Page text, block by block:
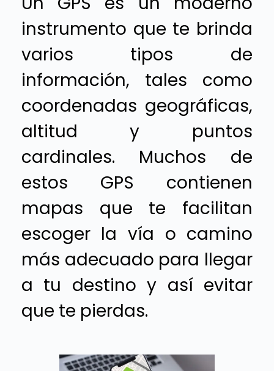
instrumento que te brinda
varios tipos de
información, tales como
coordenadas geográficas,
altitud y puntos
cardinales. Muchos de
estos GPS contienen
mapas que te facilitan
escoger la vía o camino
más adecuado para llegar
a tu destino y así evitar
que te pierdas.